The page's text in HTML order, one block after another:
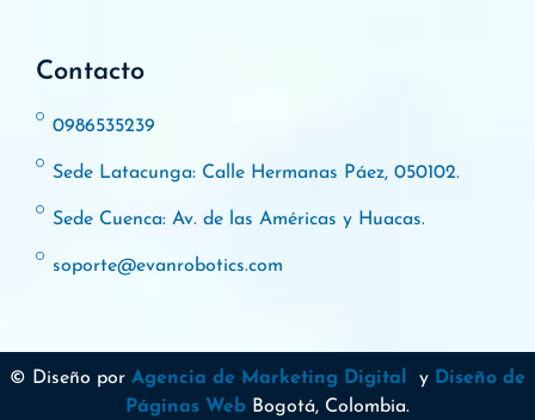
Contacto
0986535239
Sede Latacunga: Calle Hermanas Páez, 050102.
Sede Cuenca: Av. de las Américas y Huacas.
soporte@evanrobotics.com
© Diseño por Agencia de Marketing Digital y Diseño de
Páginas Web Bogotá, Colombia.